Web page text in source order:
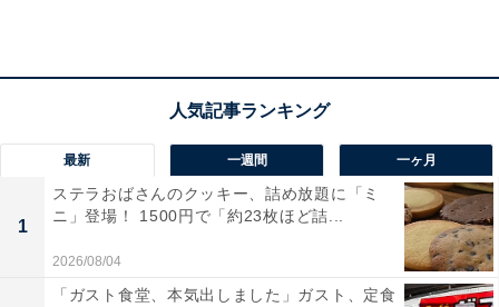
最新 一週間 一ヶ月
1
ステラおばさんのクッキー、詰め放題に「ミ
ニ」登場！ 1500円で「約23枚ほど詰...
2026/08/04
「ガスト食堂、本気出しました」ガスト、定食